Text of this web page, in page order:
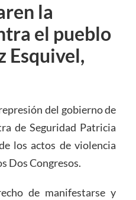
la
el pueblo
Esquivel,
del gobierno de
de Seguridad Patricia
los actos de violencia
Dos Congresos.
de manifestarse y